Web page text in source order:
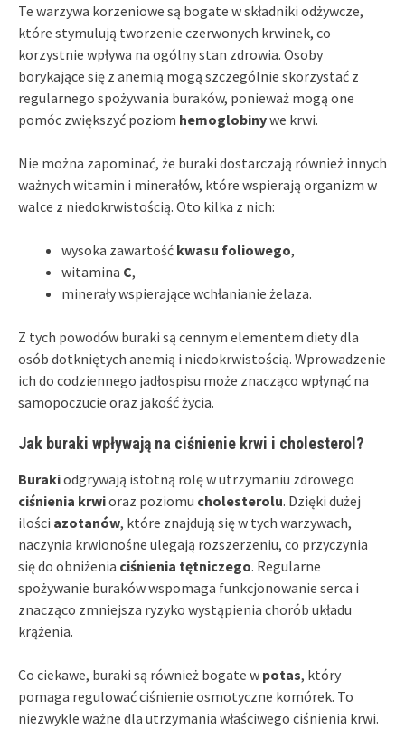
Te warzywa korzeniowe są bogate w składniki odżywcze,
które stymulują tworzenie czerwonych krwinek, co
korzystnie wpływa na ogólny stan zdrowia. Osoby
borykające się z anemią mogą szczególnie skorzystać z
regularnego spożywania buraków, ponieważ mogą one
pomóc zwiększyć poziom hemoglobinywe krwi.
Nie można zapominać, że buraki dostarczają również innych
ważnych witamin i minerałów, które wspierają organizm w
walce z niedokrwistością. Oto kilka z nich:
wysoka zawartość kwasu foliowego,
witamina C,
minerały wspierające wchłanianie żelaza.
Z tych powodów buraki są cennym elementem diety dla
osób dotkniętych anemią i niedokrwistością. Wprowadzenie
ich do codziennego jadłospisu może znacząco wpłynąć na
samopoczucie oraz jakość życia.
Jak buraki wpływają na ciśnienie krwi i cholesterol?
Burakiodgrywają istotną rolę w utrzymaniu zdrowego
ciśnienia krwioraz poziomu cholesterolu. Dzięki dużej
ilości azotanów, które znajdują się w tych warzywach,
naczynia krwionośne ulegają rozszerzeniu, co przyczynia
się do obniżenia ciśnienia tętniczego. Regularne
spożywanie buraków wspomaga funkcjonowanie serca i
znacząco zmniejsza ryzyko wystąpienia chorób układu
krążenia.
Co ciekawe, buraki są również bogate w potas, który
pomaga regulować ciśnienie osmotyczne komórek. To
niezwykle ważne dla utrzymania właściwego ciśnienia krwi.